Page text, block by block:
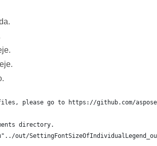
files, please go to https://github.com/
directory.
out/